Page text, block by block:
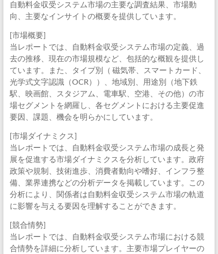
自動料金収受システム市場の主要な調査結果、市場動
向、主要なインサイトの概要を提供しています。
[市場概要]
当レポートでは、自動料金収受システム市場の定義、過
去の推移、現在の市場規模など、包括的な概観を提供し
ています。また、タイプ別（ 磁気帯、スマートカード、
光学式文字認識（OCR））、地域別、用途別（地下鉄
駅、映画館、スタジアム、電車駅、空港、その他）の市
場セグメントを網羅し、各セグメントにおける主要促進
要因、課題、機会を明らかにしています。
[市場ダイナミクス]
当レポートでは、自動料金収受システム市場の成長と発
展を促進する市場ダイナミクスを分析しています。政府
政策や規制、技術進歩、消費者動向や嗜好、インフラ整
備、業界連携などの分析データを掲載しています。この
分析により、関係者は自動料金収受システム市場の軌道
に影響を与える要因を理解することができます。
[競合情勢]
当レポートでは、自動料金収受システム市場における競
合情勢を詳細に分析しています。主要市場プレイヤーの